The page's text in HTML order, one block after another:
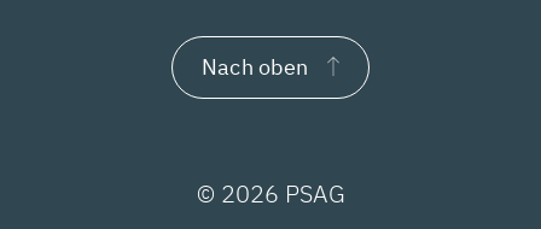
Nach oben
© 2026 PSAG